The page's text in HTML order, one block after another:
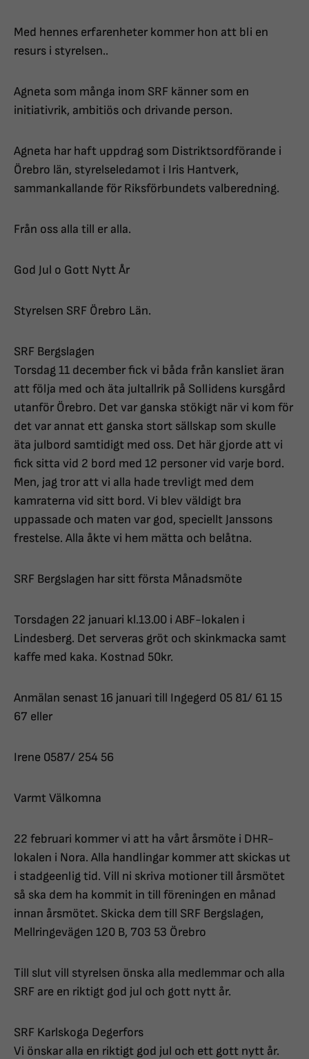
Med hennes erfarenheter kommer hon att bli en
resurs i styrelsen..
Agneta som många inom SRF känner som en
initiativrik, ambitiös och drivande person.
Agneta har haft uppdrag som Distriktsordförande i
Örebro län, styrelseledamot i Iris Hantverk,
sammankallande för Riksförbundets valberedning.
Från oss alla till er alla.
God Jul o Gott Nytt År
Styrelsen SRF Örebro Län.
SRF Bergslagen
Torsdag 11 december fick vi båda från kansliet äran
att följa med och äta jultallrik på Sollidens kursgård
utanför Örebro. Det var ganska stökigt när vi kom för
det var annat ett ganska stort sällskap som skulle
äta julbord samtidigt med oss. Det här gjorde att vi
fick sitta vid 2 bord med 12 personer vid varje bord.
Men, jag tror att vi alla hade trevligt med dem
kamraterna vid sitt bord. Vi blev väldigt bra
uppassade och maten var god, speciellt Janssons
frestelse. Alla åkte vi hem mätta och belåtna.
SRF Bergslagen har sitt första Månadsmöte
Torsdagen 22 januari kl.13.00 i ABF-lokalen i
Lindesberg. Det serveras gröt och skinkmacka samt
kaffe med kaka. Kostnad 50kr.
Anmälan senast 16 januari till Ingegerd 05 81/ 61 15
67 eller
Irene 0587/ 254 56
Varmt Välkomna
22 februari kommer vi att ha vårt årsmöte i DHR-
lokalen i Nora. Alla handlingar kommer att skickas ut
i stadgeenlig tid. Vill ni skriva motioner till årsmötet
så ska dem ha kommit in till föreningen en månad
innan årsmötet. Skicka dem till SRF Bergslagen,
Mellringevägen 120 B, 703 53 Örebro
Till slut vill styrelsen önska alla medlemmar och alla
SRF are en riktigt god jul och gott nytt år.
SRF Karlskoga Degerfors
Vi önskar alla en riktigt god jul och ett gott nytt år.